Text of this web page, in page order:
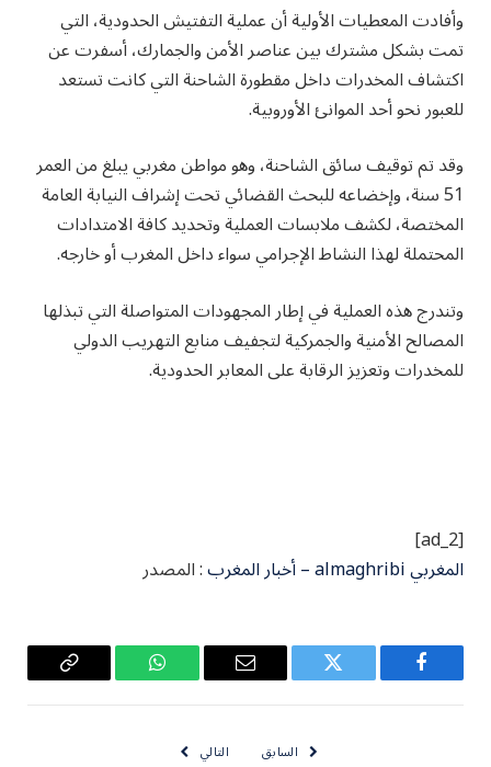
وأفادت المعطيات الأولية أن عملية التفتيش الحدودية، التي
تمت بشكل مشترك بين عناصر الأمن والجمارك، أسفرت عن
اكتشاف المخدرات داخل مقطورة الشاحنة التي كانت تستعد
للعبور نحو أحد الموانئ الأوروبية.
وقد تم توقيف سائق الشاحنة، وهو مواطن مغربي يبلغ من العمر
51 سنة، وإخضاعه للبحث القضائي تحت إشراف النيابة العامة
المختصة، لكشف ملابسات العملية وتحديد كافة الامتدادات
المحتملة لهذا النشاط الإجرامي سواء داخل المغرب أو خارجه.
وتندرج هذه العملية في إطار المجهودات المتواصلة التي تبذلها
المصالح الأمنية والجمركية لتجفيف منابع التهريب الدولي
للمخدرات وتعزيز الرقابة على المعابر الحدودية.
[ad_2]
المغربي almaghribi – أخبار المغرب : المصدر
فيسبوك تويتر
البريد
واتساب
Copy
السابق التالي